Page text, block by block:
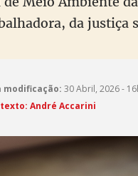
da justiça
modificação: 30 Abril, 2026 -
André Accarini